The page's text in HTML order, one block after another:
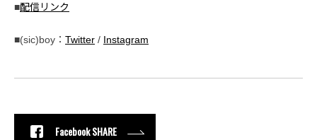
■配信リンク
■(sic)boy： Twitter / Instagram
Facebook SHARE